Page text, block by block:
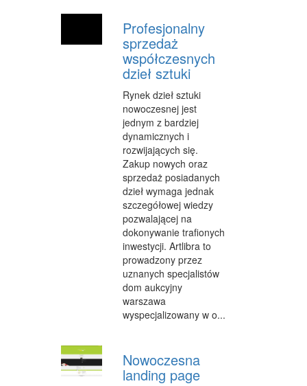
SPRZĄTANIE, PORZĄDKOWANIE
SERWIS
OPIEKA
INNE USŁUGI
ZWIEDZANIE
HOTELE I NOCLEGI
PODRÓŻE
WYPOCZYNEK
URODA
DIETETYKA, ODCHUDZANIE
KOSMETYKI
LECZENIE
SALONY KOSMETYCZNE
SPRZĘT MEDYCZNY
Profesjonalny
sprzedaż
współczesnych
dzieł sztuki
Rynek dzieł sztuki
nowoczesnej jest
jednym z bardziej
dynamicznych i
rozwijających się.
Zakup nowych oraz
sprzedaż posiadanych
dzieł wymaga jednak
szczegółowej wiedzy
pozwalającej na
dokonywanie trafionych
inwestycji. Artlibra to
prowadzony przez
uznanych specjalistów
dom aukcyjny
warszawa
wyspecjalizowany w o...
Nowoczesna
landing page